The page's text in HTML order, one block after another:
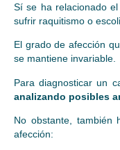
Sí se ha relacionado el
sufrir raquitismo o
El grado de afección
se mantiene invariable.
Para diagnosticar un
analizando posibles
No obstante, también
afección: